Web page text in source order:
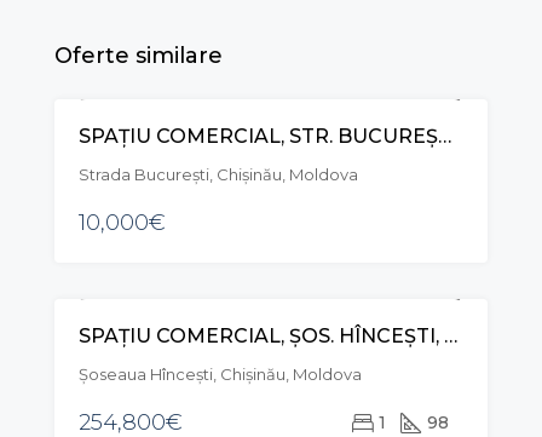
Oferte similare
CHIRIE
SPAȚIU COMERCIAL, STR. BUCUREȘTI, CENTRU
Strada București, Chișinău, Moldova
10,000€
VÂNZARESPAȚIU COMERCIAL, ȘOS. HÎNCEȘTI, TELECENTRU
Șoseaua Hînceşti, Chișinău, Moldova
254,800€ 1 98